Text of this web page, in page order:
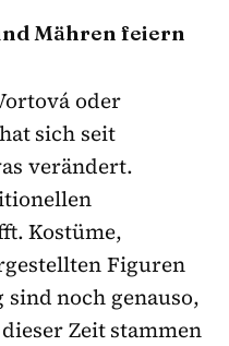
Mähren feiern
oder
sich seit
verändert.
Kostüme,
Figuren
noch genauso,
Zeit stammen